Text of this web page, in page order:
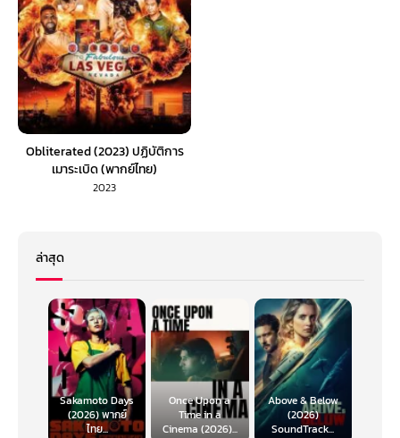
Obliterated (2023) ปฏิบัติการ
เมาระเบิด (พากย์ไทย)
2023
ล่าสุด
Sakamoto Days
(2026) พากย์
ไทย...
Once Upon a
Time in a
Cinema (2026)...
Above & Below
(2026)
SoundTrack...